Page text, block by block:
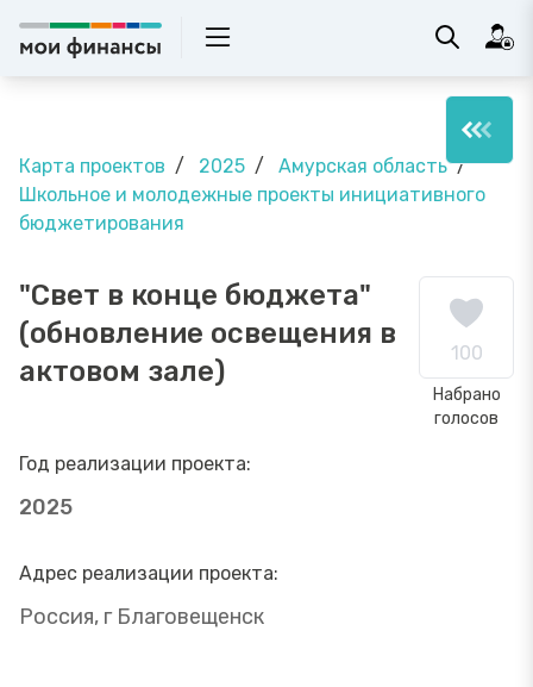
Карта проектов 2025
Амурская область
Школьное и молодежные проекты инициативного
бюджетирования
"Свет в конце бюджета"
(обновление освещения в
актовом зале)
100
Набрано
голосов
Год реализации проекта:
2025
Адрес реализации проекта:
Россия, г Благовещенск